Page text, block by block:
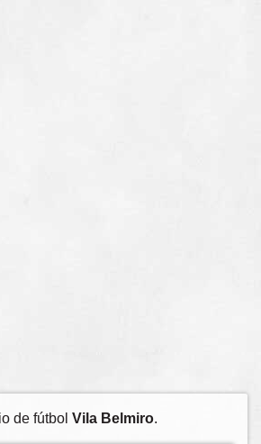
de fútbol Vila Belmiro.